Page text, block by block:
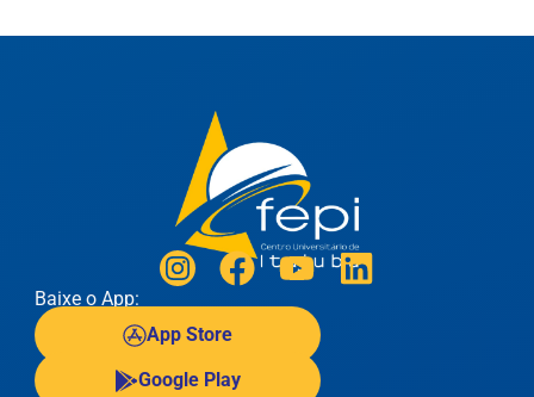
Baixe o App:
App Store
Google Play